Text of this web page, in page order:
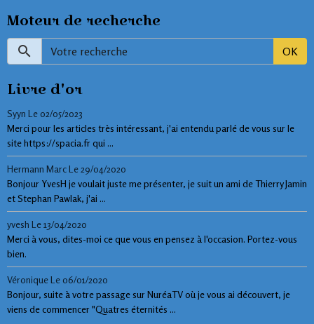
Moteur de recherche
OK
Livre d'or
Syyn Le 02/05/2023
Merci pour les articles très intéressant, j'ai entendu parlé de vous sur le
site https://spacia.fr qui ...
Hermann MarcLe 29/04/2020
Bonjour YvesH je voulait juste me présenter, je suit un ami de Thierry Jamin
et Stephan Pawlak, j'ai ...
yvesh Le 13/04/2020
Merci à vous, dites-moi ce que vous en pensez à l'occasion. Portez-vous
bien.
VéroniqueLe 06/01/2020
Bonjour, suite à votre passage sur NuréaTV où je vous ai découvert, je
viens de commencer "Quatres éternités ...